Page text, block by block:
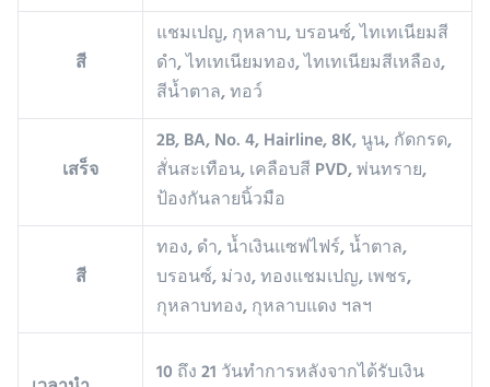
สี
แชมเปญ, กุหลาบ, บรอนซ์, ไทเทเนียมสี
ดำ, ไทเทเนียมทอง, ไทเทเนียมสีเหลือง,
สีน้ำตาล, ทอว์
เสร็จ
2B, BA, No. 4, Hairline, 8K, นูน, กัดกรด,
สั่นสะเทือน, เคลือบสี PVD, พ่นทราย,
ป้องกันลายนิ้วมือ
สี
ทอง, ดำ, น้ำเงินแซฟไฟร์, น้ำตาล,
บรอนซ์, ม่วง, ทองแชมเปญ, เพชร,
กุหลาบทอง, กุหลาบแดง ฯลฯ
10 ถึง 21 วันทำการหลังจากได้รับเงิน